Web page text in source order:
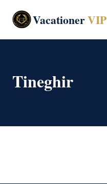
VacationerVIP
Tineghir